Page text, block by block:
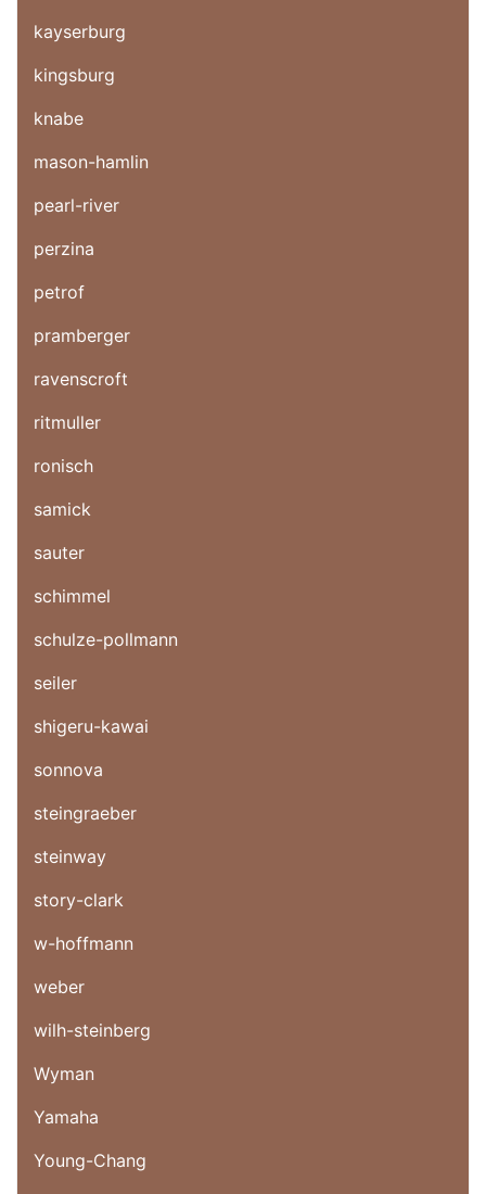
kayserburg
kingsburg
knabe
mason-hamlin
pearl-river
perzina
petrof
pramberger
ravenscroft
ritmuller
ronisch
samick
sauter
schimmel
schulze-pollmann
seiler
shigeru-kawai
sonnova
steingraeber
steinway
story-clark
w-hoffmann
weber
wilh-steinberg
Wyman
Yamaha
Young-Chang